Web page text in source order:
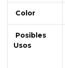
Color
Posibles
Usos